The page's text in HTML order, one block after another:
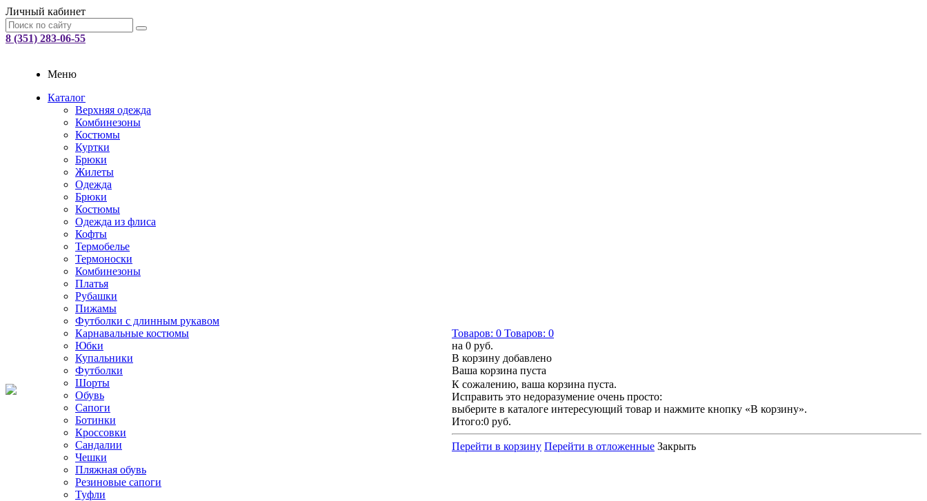
Личный кабинет
8 (351) 283-06-55
Меню
Каталог
Верхняя одежда
Комбинезоны
Костюмы
Куртки
Брюки
Жилеты
Одежда
Брюки
Костюмы
Одежда из флиса
Кофты
Термобелье
Термоноски
Комбинезоны
Платья
Рубашки
Пижамы
Футболки с длинным рукавом
Карнавальные костюмы
Юбки
Купальники
Футболки
Шорты
Обувь
Сапоги
Ботинки
Кроссовки
Сандалии
Чешки
Пляжная обувь
Резиновые сапоги
Туфли
Товаров: 0 Товаров: 0
на 0 руб.
В корзину добавлено
Ваша корзина пуста
К сожалению, ваша корзина пуста.
Исправить это недоразумение очень просто:
выберите в каталоге интересующий товар и нажмите кнопку «В корзину».
Итого:0 руб.
Перейти в корзину Перейти в отложенные Закрыть